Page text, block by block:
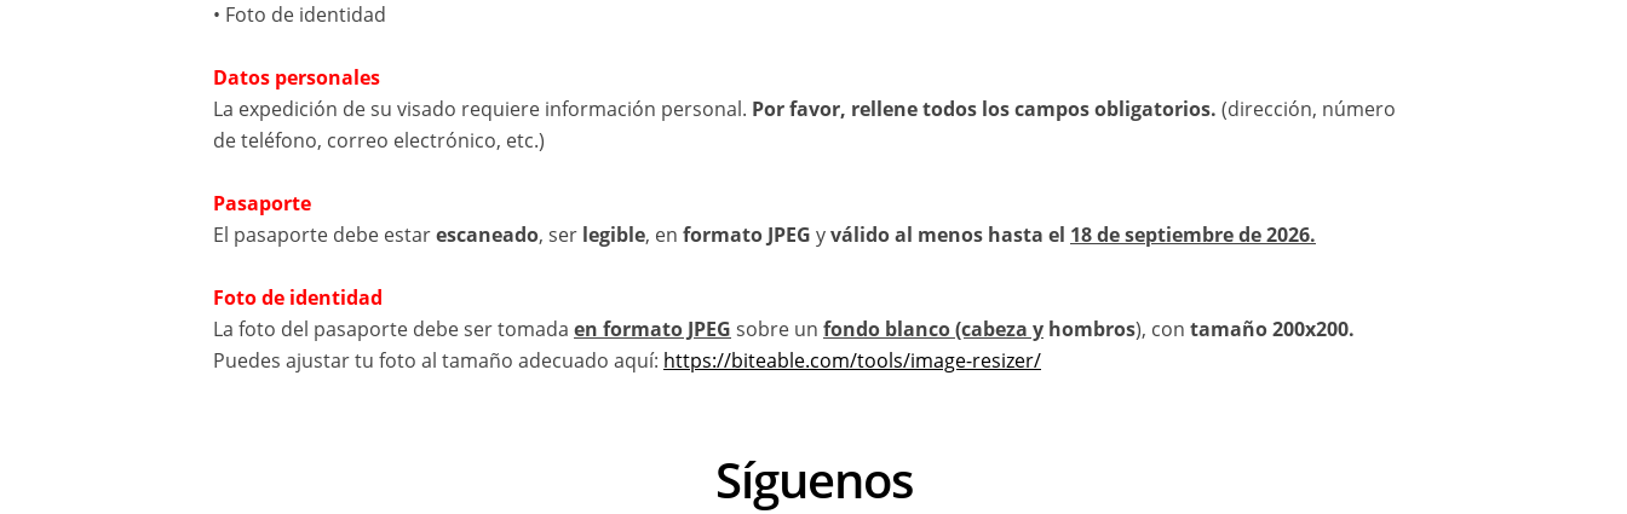
• Foto de identidad
Datos personales
La expedición de su visado requiere información personal. Por favor, rellene todos los campos obligatorios. (dirección, número
de teléfono, correo electrónico, etc.)
Pasaporte
El pasaporte debe estarescaneado, ser legible, en formato JPEG yválido al menos hasta el 18 de septiembre de 2026.
Foto de identidad
La foto del pasaporte debe ser tomada en formato JPEG sobre un fondo blanco (cabeza y hombros), con tamaño 200x200.
Puedes ajustar tu foto al tamaño adecuado aquí: https://biteable.com/tools/image-resizer/
Síguenos